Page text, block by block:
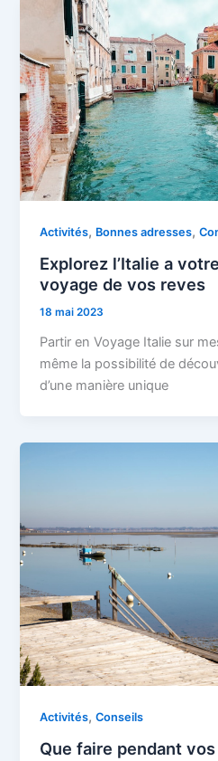
Activités, Bonnes adresses,
Explorez l’Italie a
voyage de vos reves
18 mai 2023
Partir en Voyage Italie sur
même la possibilité de
d’une manière unique
Activités,Conseils
Que faire pendant